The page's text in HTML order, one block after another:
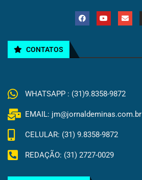
CONTATOS
WHATSAPP : (31)9.8358-9872
EMAIL: jm@jornaldeminas.com.br
CELULAR: (31) 9.8358-9872
REDAÇÃO: (31) 2727-0029